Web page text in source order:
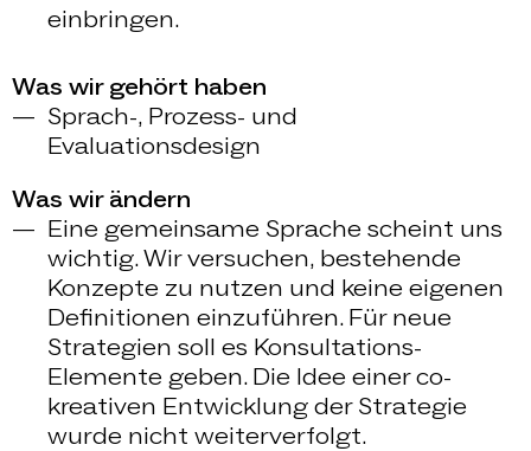
einbringen.
Was wir gehört haben
Sprach-, Prozess- und
Evaluationsdesign
Was wir ändern
Eine gemeinsame Sprache scheint uns
wichtig. Wir versuchen, bestehende
Konzepte zu nutzen und keine eigenen
Definitionen einzuführen. Für neue
Strategien soll es Konsultations-
Elemente geben. Die Idee einer co-
kreativen Entwicklung der Strategie
wurde nicht weiterverfolgt.